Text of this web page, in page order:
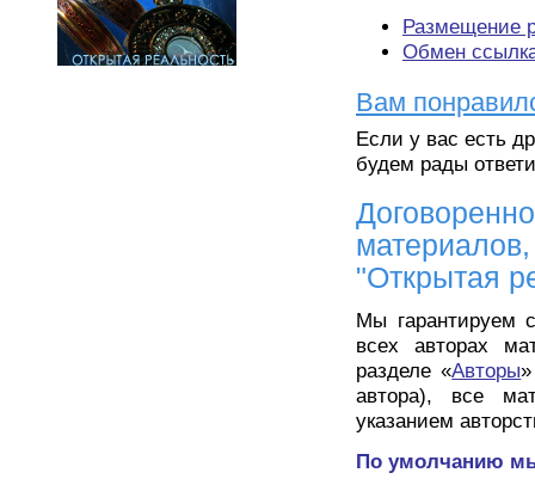
Размещение
Обмен
Вам
Если у вас есть
будем рады
"Открытая
Мы гарантируем
всех авторах
разделе «Авторы
автора), все
указанием
По умолчанию